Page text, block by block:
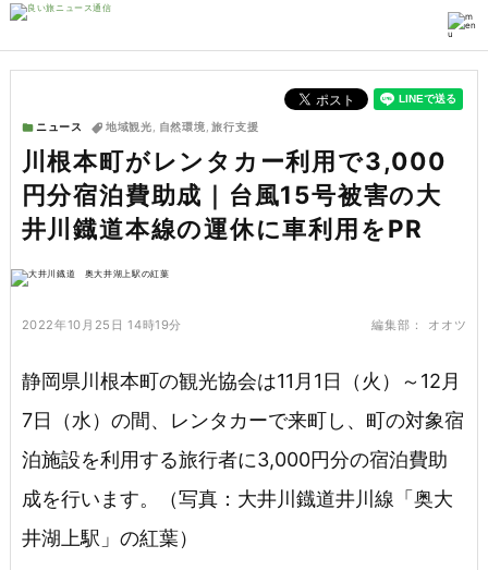
ニュース 地域観光, 自然環境, 旅行支援
川根本町がレンタカー利用で3,000
円分宿泊費助成｜台風15号被害の大
井川鐡道本線の運休に車利用をPR
2022年10月25日 14時19分 編集部： オオツ
静岡県川根本町の観光協会は11月1日（火）～12月
7日（水）の間、レンタカーで来町し、町の対象宿
泊施設を利用する旅行者に3,000円分の宿泊費助
成を行います。（写真：大井川鐡道井川線「奥大
井湖上駅」の紅葉）